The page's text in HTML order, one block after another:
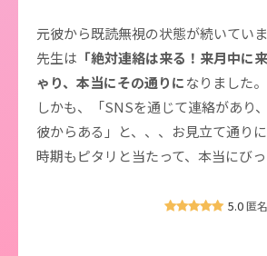
元彼から既読無視の状態が続いていま
先生は 「絶対連絡は来る！来月中に
ゃり、本当にその通りになりました。
しかも、「SNSを通じて連絡があり
彼からある」と、、、お見立て通り
時期もピタリと当たって、本当にびっ
5.0匿